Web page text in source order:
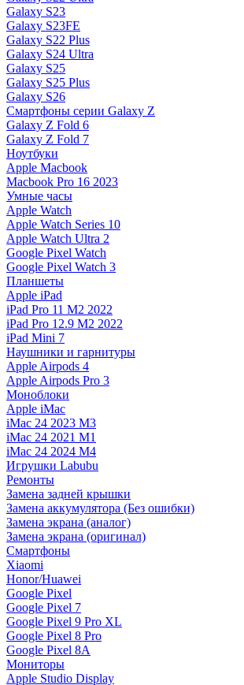
Galaxy S23
Galaxy S23FE
Galaxy S22 Plus
Galaxy S24 Ultra
Galaxy S25
Galaxy S25 Plus
Galaxy S26
Смартфоны серии Galaxy Z
Galaxy Z Fold 6
Galaxy Z Fold 7
Ноутбуки
Apple Macbook
Macbook Pro 16 2023
Умные часы
Apple Watch
Apple Watch Series 10
Apple Watch Ultra 2
Google Pixel Watch
Google Pixel Watch 3
Планшеты
Apple iPad
iPad Pro 11 M2 2022
iPad Pro 12.9 M2 2022
iPad Mini 7
Наушники и гарнитуры
Apple Airpods 4
Apple Airpods Pro 3
Моноблоки
Apple iMac
iMac 24 2023 M3
iMac 24 2021 M1
iMac 24 2024 M4
Игрушки Labubu
Ремонты
Замена задней крышки
Замена аккумулятора (Без ошибки)
Замена экрана (аналог)
Замена экрана (оригинал)
Смартфоны
Xiaomi
Honor/Huawei
Google Pixel
Google Pixel 7
Google Pixel 9 Pro XL
Google Pixel 8 Pro
Google Pixel 8A
Мониторы
Apple Studio Display